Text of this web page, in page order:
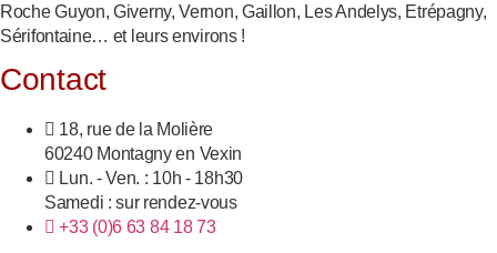
Roche Guyon, Giverny, Vernon, Gaillon, Les Andelys, Etrépagny,
Sérifontaine… et leurs environs !
Contact
18, rue de la Molière
60240 Montagny en Vexin
Lun. - Ven. : 10h - 18h30
Samedi : sur rendez-vous
+33 (0)6 63 84 18 73